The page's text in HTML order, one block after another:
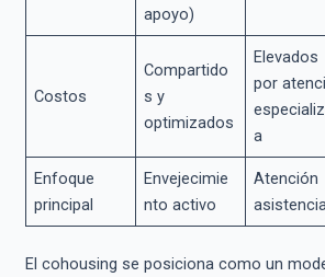
apoyo)
Costos
Compartido
s y
optimizados
Elevados
por
a
Enfoque
principal
Envejecimie
nto activo
Atención
El cohousing se posiciona como un